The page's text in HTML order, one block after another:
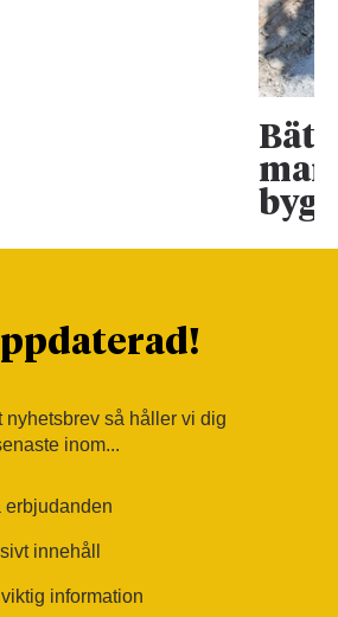
nyhetsbrev så håller vi dig
inom...
innehåll
information